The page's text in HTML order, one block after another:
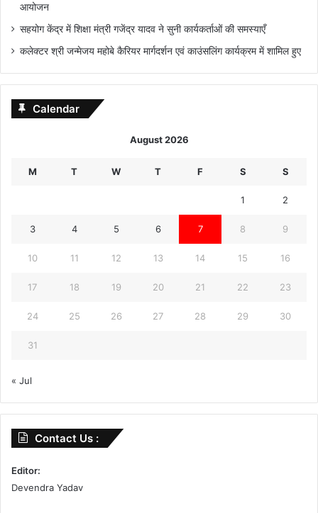
आयोजन
सहयोग केंद्र में शिक्षा मंत्री गजेंद्र यादव ने सुनी कार्यकर्ताओं की समस्याएँ
कलेक्टर श्री जन्मेजय महोबे कैरियर मार्गदर्शन एवं काउंसलिंग कार्यक्रम में शामिल हुए
Calendar
August 2026
M T W T F S S
1 2
3 4 5 6 7 8 9
10 11 12 13 14 15 16
17 18 19 20 21 22 23
24 25 26 27 28 29 30
31
« Jul
Contact Us :
Editor:
Devendra Yadav